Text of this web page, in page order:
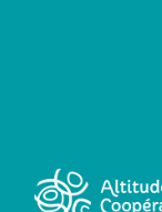
Aller au